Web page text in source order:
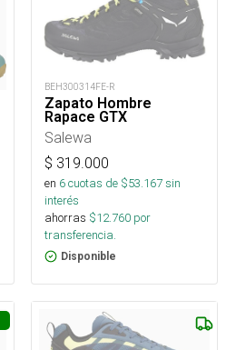
BEH300314FE-R
Zapato Hombre
Rapace GTX
Salewa
$ 319.000
en 6cuotas de $53.167sin
interés
ahorras $12.760 por
transferencia.
Disponible